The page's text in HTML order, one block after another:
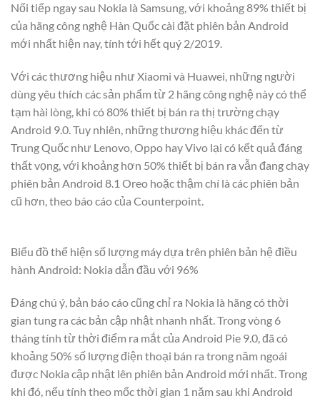
Nối tiếp ngay sau Nokia là Samsung, với khoảng 89% thiết bị
của hãng công nghệ Hàn Quốc cài đặt phiên bản Android
mới nhất hiện nay, tính tới hết quý 2/2019.
Với các thương hiệu như Xiaomi và Huawei, những người
dùng yêu thích các sản phẩm từ 2 hãng công nghệ này có thể
tạm hài lòng, khi có 80% thiết bị bán ra thị trường chạy
Android 9.0. Tuy nhiên, những thương hiệu khác đến từ
Trung Quốc như Lenovo, Oppo hay Vivo lại có kết quả đáng
thất vọng, với khoảng hơn 50% thiết bị bán ra vẫn đang chạy
phiên bản Android 8.1 Oreo hoặc thậm chí là các phiên bản
cũ hơn, theo báo cáo của Counterpoint.
Biểu đồ thể hiện số lượng máy dựa trên phiên bản hệ điều
hành Android: Nokia dẫn đầu với 96%
Đáng chú ý, bản báo cáo cũng chỉ ra Nokia là hãng có thời
gian tung ra các bản cập nhật nhanh nhất. Trong vòng 6
tháng tính từ thời điểm ra mắt của Android Pie 9.0, đã có
khoảng 50% số lượng điện thoại bán ra trong năm ngoái
được Nokia cập nhật lên phiên bản Android mới nhất. Trong
khi đó, nếu tính theo mốc thời gian 1 năm sau khi Android